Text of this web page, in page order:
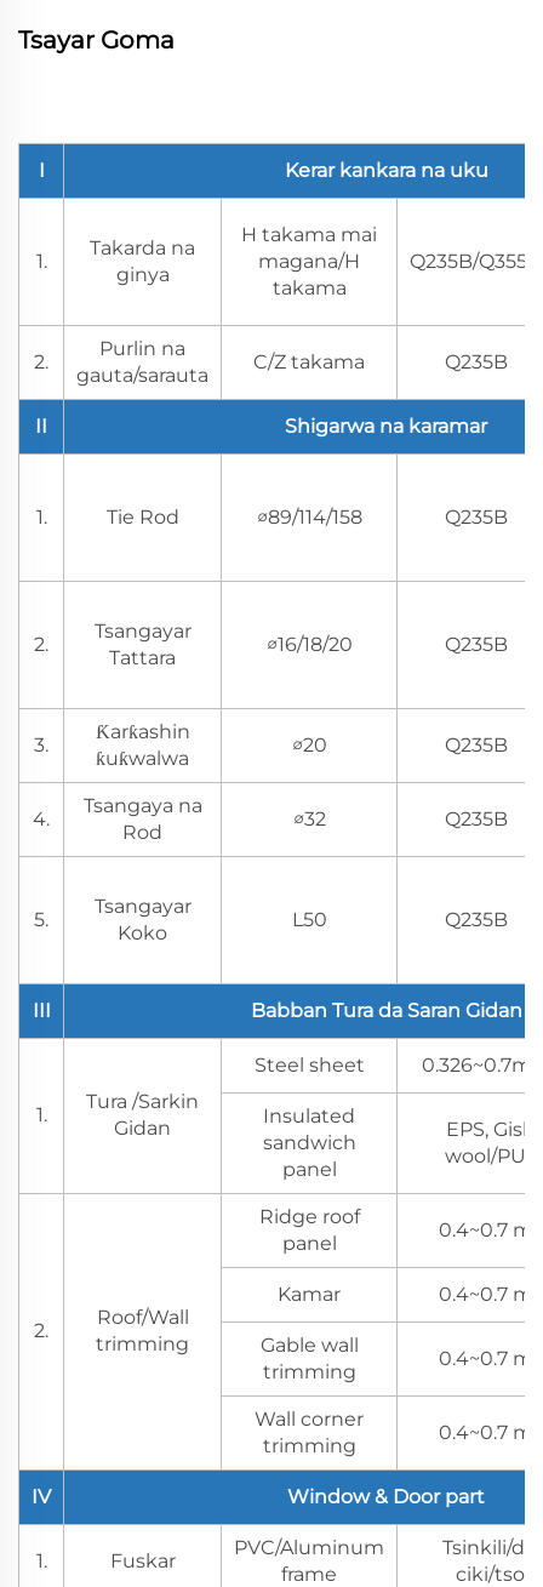
Tsayar Goma
I Kerar kankara na uku
1.
Takarda na
ginya
H takama mai
magana/H
takama
Q235B/Q355B
2.
Purlin na
gauta/sarauta
C/Z takama Q235B
II Shigarwa na karamar
1. Tie Rod ∅89/114/158 Q235B
2.
Tsangayar
Tattara
∅16/18/20 Q235B
3.
Ƙarƙashin
ƙuƙwalwa
∅20 Q235B
4.
Tsangaya na
Rod
∅32 Q235B
5.
Tsangayar
Koko
L50 Q235B
III Babban Tura da Saran Gidan
1.
Tura /Sarkin
Gidan
Steel sheet
Insulated
sandwich
panel
EPS,
wool/PU/
2.
Roof/Wall
trimming
Ridge roof
panel
0.4~0.7
Kamar 0.4~0.7
Gable wall
trimming
0.4~0.7
Wall corner
trimming
0.4~0.7
IV Window & Door part
1. Fuskar
PVC/Aluminum
frame
Tsinkili/
ciki/